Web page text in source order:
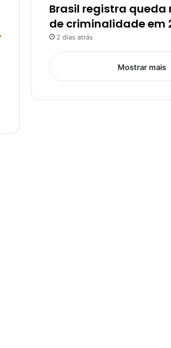
Brasil registra queda
de criminalidade em
2 dias atrás
Mostrar mais